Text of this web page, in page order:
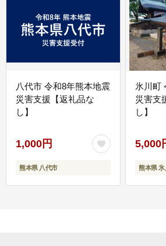
八代市 令和8年熊本地震
災害支援【返礼品な
し】
1,000円
熊本県 八代市
氷川町
災害支
し】
5,000
熊本県 氷